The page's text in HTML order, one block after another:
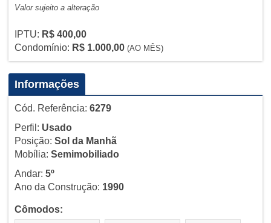
Valor sujeito a alteração
IPTU: R$ 400,00
Condomínio: R$ 1.000,00 (AO MÊS)
Informações
Cód. Referência: 6279
Perfil: Usado
Posição: Sol da Manhã
Mobília: Semimobiliado
Andar: 5º
Ano da Construção: 1990
Cômodos: